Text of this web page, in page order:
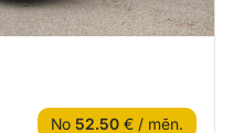
No 52.50 € / mēn.